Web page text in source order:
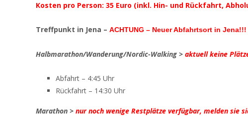
Kosten pro Person: 35 Euro (inkl. Hin- und Rückfahrt,
Treffpunkt in Jena – ACHTUNG – Neuer Abfahrtsort in Jena!!!
Halbmarathon/Wanderung/Nordic-Walking > aktuell keine
Abfahrt – 4:45 Uhr
Rückfahrt – 14:30 Uhr
Marathon > nur noch wenige Restplätze verfügbar, melden sie